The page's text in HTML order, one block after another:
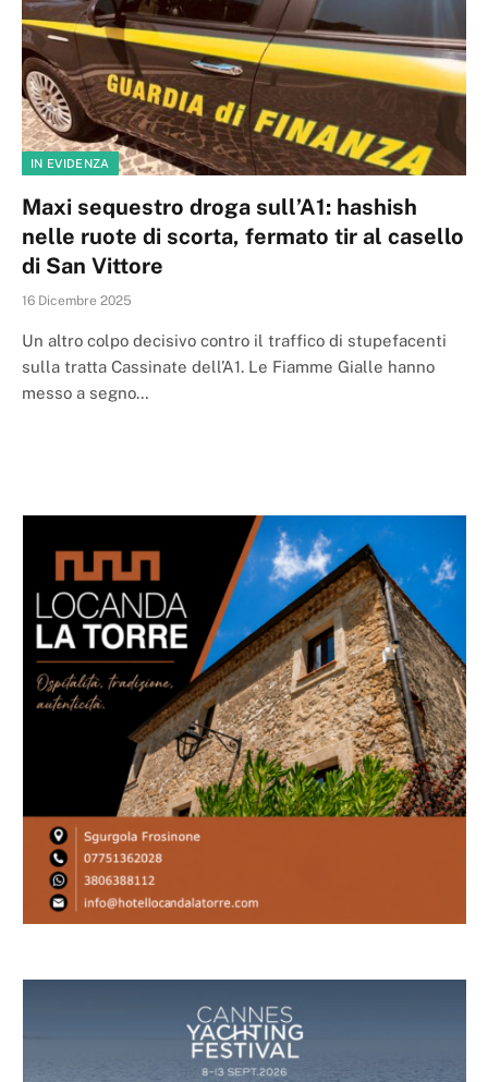
IN EVIDENZA
Maxi sequestro droga sull’A1: hashish
nelle ruote di scorta, fermato tir al casello
di San Vittore
16 Dicembre 2025
Un altro colpo decisivo contro il traffico di stupefacenti
sulla tratta Cassinate dell’A1. Le Fiamme Gialle hanno
messo a segno…